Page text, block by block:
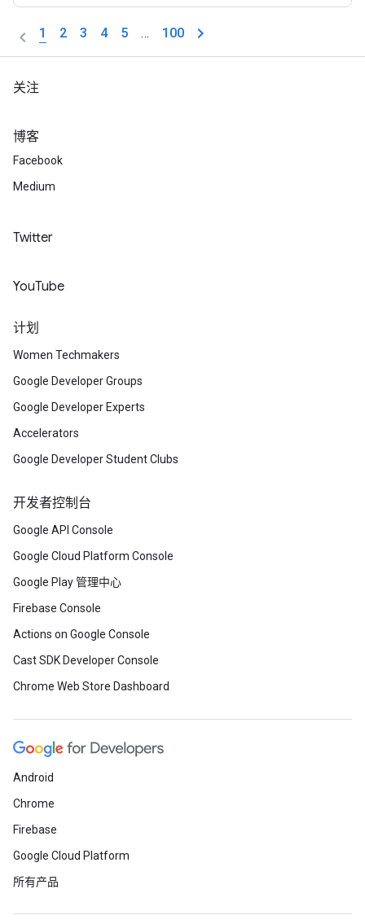
1 2 3 4 5 … 100
关注
博客
Facebook
Medium
Twitter
YouTube
计划
Women Techmakers
Google Developer Groups
Google Developer Experts
Accelerators
Google Developer Student Clubs
开发者控制台
Google API Console
Google Cloud Platform Console
Google Play 管理中心
Firebase Console
Actions on Google Console
Cast SDK Developer Console
Chrome Web Store Dashboard
Android
Chrome
Firebase
Google Cloud Platform
所有产品